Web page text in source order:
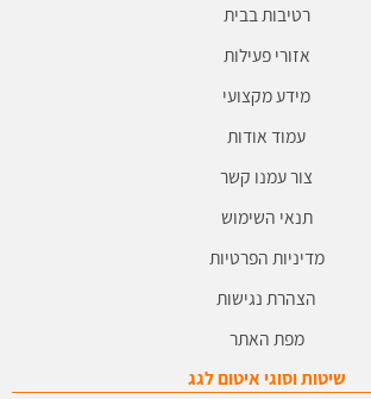
רטיבות בבית
אזורי פעילות
מידע מקצועי
עמוד אודות
צור עמנו קשר
תנאי השימוש
מדיניות הפרטיות
הצהרת נגישות
מפת האתר
שיטות וסוגי איטום לגג